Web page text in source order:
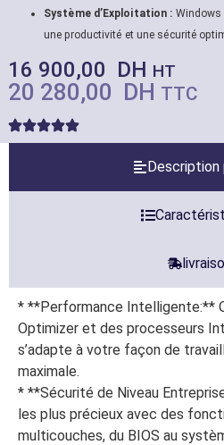
Système d’Exploitation : Windows
une productivité et une sécurité
16 900,00 DH HT
20 280,00 DH TTC
Description
* **Performance Intelligente:**
Optimizer et des processeurs
s’adapte à votre façon de
maximale.
* **Sécurité de Niveau
les plus précieux avec des
multicouches, du BIOS au